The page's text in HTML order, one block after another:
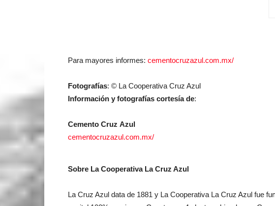
Para mayores informes: cementocruzazul.com.mx/
Fotografías: © La Cooperativa Cruz Azul
Información y fotografías cortesía de:
Cemento Cruz Azul
cementocruzazul.com.mx/
Sobre La Cooperativa La Cruz Azul
La Cruz Azul data de 1881 y La Cooperativa La Cruz Azul fue